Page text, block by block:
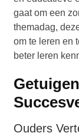
gaat om een
themadag,
om te leren en
beter leren
Ouders